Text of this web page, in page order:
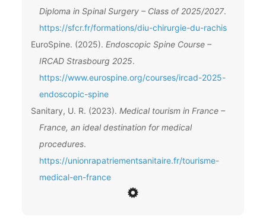
Diploma in Spinal Surgery – Class of 2025/2027.
https://sfcr.fr/formations/diu-chirurgie-du-rachis
EuroSpine. (2025). Endoscopic Spine Course –
IRCAD Strasbourg 2025.
https://www.eurospine.org/courses/ircad-2025-
endoscopic-spine
Sanitary, U. R. (2023). Medical tourism in France –
France, an ideal destination for medical
procedures.
https://unionrapatriementsanitaire.fr/tourisme-
medical-en-france